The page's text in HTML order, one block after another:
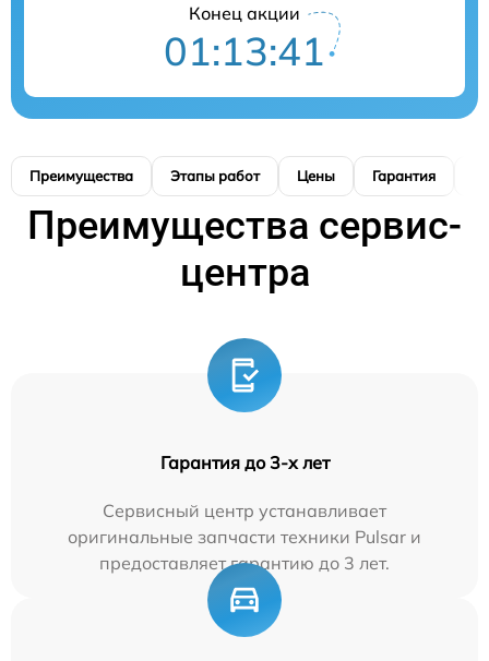
Конец акции
01:13:40
Преимущества Этапы работ Цены Гарантия
Преимущества сервис-
центра
Гарантия до 3-х лет
Сервисный центр устанавливает
оригинальные запчасти техники Pulsar и
предоставляет гарантию до 3 лет.